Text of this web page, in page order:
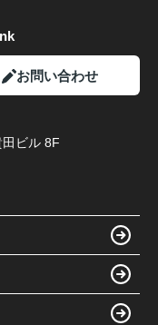
お問い合わせ
ビル 8F